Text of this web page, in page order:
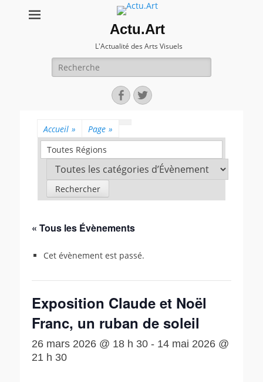
Actu.Art
L'Actualité des Arts Visuels
Recherche
pour:
Facebook
Twitter
Accueil » Page »
Toutes Régions
« Tous les Évènements
Cet évènement est passé.
Exposition Claude et Noël
Franc, un ruban de soleil
26 mars 2026 @ 18 h 30 - 14 mai 2026 @
21 h 30